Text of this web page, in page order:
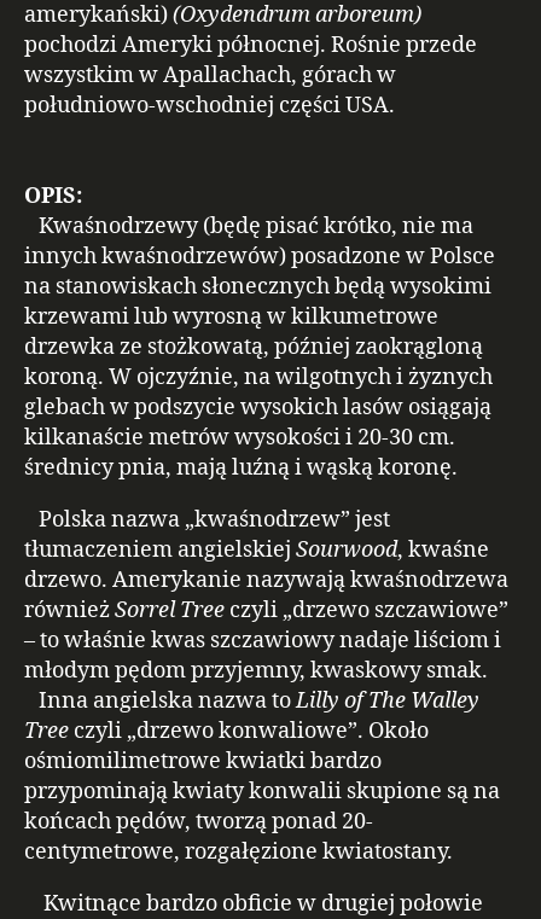
amerykański)(Oxydendrum arboreum)
pochodzi Ameryki północnej. Rośnie przede
wszystkim w Apallachach, górach w
południowo-wschodniej części USA.
OPIS:
Kwaśnodrzewy (będę pisać krótko, nie ma
innych kwaśnodrzewów) posadzone w Polsce
na stanowiskach słonecznych będą wysokimi
krzewami lub wyrosną w kilkumetrowe
drzewka ze stożkowatą, później zaokrągloną
koroną. W ojczyźnie, na wilgotnych i żyznych
glebach w podszycie wysokich lasów osiągają
kilkanaście metrów wysokości i 20-30 cm.
średnicy pnia, mają luźną i wąską koronę.
Polska nazwa „kwaśnodrzew” jest
tłumaczeniem angielskiej Sourwood, kwaśne
drzewo. Amerykanie nazywają kwaśnodrzewa
równieżSorrel Tree czyli „drzewo szczawiowe”
– to właśnie kwas szczawiowy nadaje liściom i
młodym pędom przyjemny, kwaskowy smak.
Inna angielska nazwa toLilly of The Walley
Tree czyli „drzewo konwaliowe”. Około
ośmiomilimetrowe kwiatki bardzo
przypominają kwiaty konwalii skupione są na
końcach pędów, tworzą ponad 20-
centymetrowe, rozgałęzione kwiatostany.
Kwitnące bardzo obficie w drugiej połowie